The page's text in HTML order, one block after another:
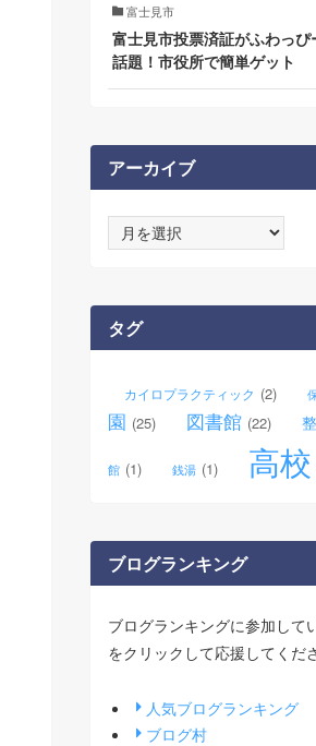
富士見市
富士見市投票済証がふわっぴ
話題！市役所で簡単ゲット
アーカイブ
ー
ブ
タグ
カイロプラクティック (2)
園 (25) 図書館 (22)
館 (1) 銭湯 (1) 高校
ブログランキング
ブログランキングに参加して
をクリックして応援してくだ
人気ブログランキング
ブログ村